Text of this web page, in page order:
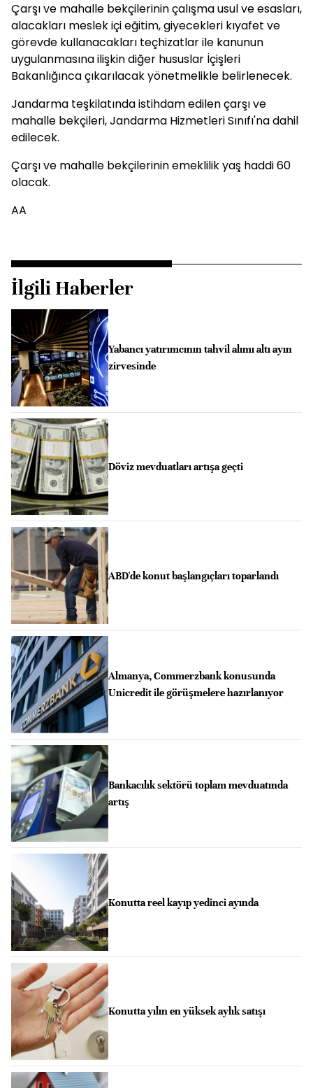
Çarşı ve mahalle bekçilerinin çalışma usul ve esasları,
alacakları meslek içi eğitim, giyecekleri kıyafet ve
görevde kullanacakları teçhizatlar ile kanunun
uygulanmasına ilişkin diğer hususlar İçişleri
Bakanlığınca çıkarılacak yönetmelikle belirlenecek.
Jandarma teşkilatında istihdam edilen çarşı ve
mahalle bekçileri, Jandarma Hizmetleri Sınıfı'na dahil
edilecek.
Çarşı ve mahalle bekçilerinin emeklilik yaş haddi 60
olacak.
AA
İlgili Haberler
Yabancı yatırımcının tahvil alımı altı ayın
zirvesinde
Döviz mevduatları artışa geçti
ABD'de konut başlangıçları toparlandı
Almanya, Commerzbank konusunda
Unicredit ile görüşmelere hazırlanıyor
Bankacılık sektörü toplam mevduatında
artış
Konutta reel kayıp yedinci ayında
Konutta yılın en yüksek aylık satışı